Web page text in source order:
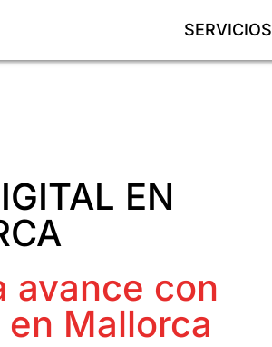
SERVICIOS
EN
avance con
Mallorca